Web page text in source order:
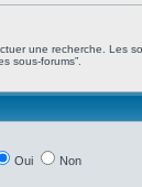
une recherche. Les
sous-forums”.
Oui Non